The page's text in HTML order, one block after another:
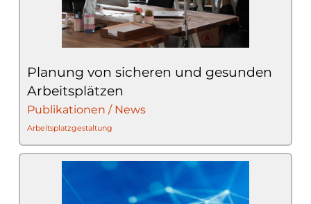
Planung von sicheren und gesunden
Arbeitsplätzen
Publikationen / News
Arbeitsplatzgestaltung